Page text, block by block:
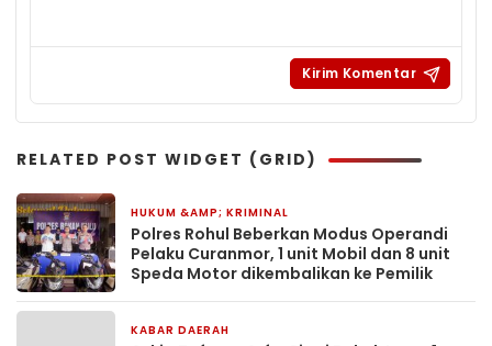
RELATED POST WIDGET (GRID)
HUKUM &AMP; KRIMINAL
Polres Rohul Beberkan Modus Operandi
Pelaku Curanmor, 1 unit Mobil dan 8 unit
Speda Motor dikembalikan ke Pemilik
KABAR DAERAH